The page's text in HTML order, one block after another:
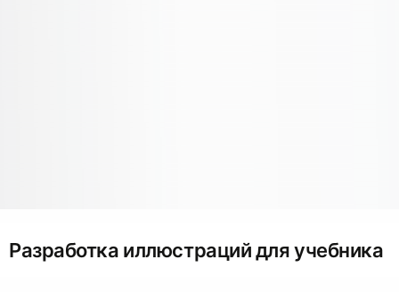
Разработка иллюстраций для учебника